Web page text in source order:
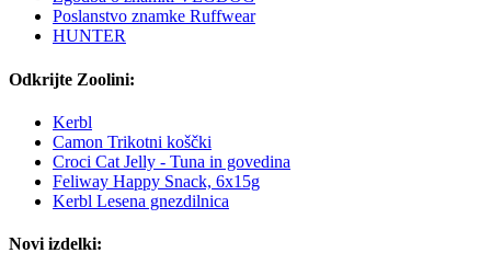
Poslanstvo znamke Ruffwear
HUNTER
Odkrijte Zoolini:
Kerbl
Camon Trikotni koščki
Croci Cat Jelly - Tuna in govedina
Feliway Happy Snack, 6x15g
Kerbl Lesena gnezdilnica
Novi izdelki: